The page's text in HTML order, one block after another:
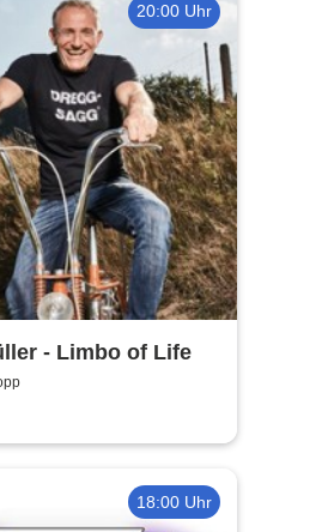
20:00 Uhr
- Limbo of Life
18:00 Uhr